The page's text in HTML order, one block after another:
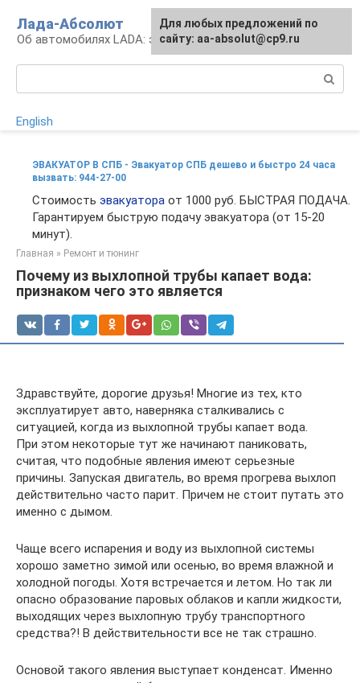
контенту
Лада-Абсолют
Об автомобилях LADA: эксплуатация и сервис
English
ЭВАКУАТОР В СПБ - Эвакуатор СПБ дешево и быстро 24 часа
вызвать: 944-27-00
Стоимость эвакуатора от 1000 руб. БЫСТРАЯ ПОДАЧА.
Гарантируем быструю подачу эвакуатора (от 15-20
минут).
Главная » Ремонт и тюнинг
Почему из выхлопной трубы капает вода:
признаком чего это является
Здравствуйте, дорогие друзья! Многие из тех, кто
эксплуатирует авто, наверняка сталкивались с
ситуацией, когда из выхлопной трубы капает вода.
При этом некоторые тут же начинают паниковать,
считая, что подобные явления имеют серьезные
причины. Запуская двигатель, во время прогрева выхлоп
действительно часто парит. Причем не стоит путать это
именно с дымом.
Чаще всего испарения и воду из выхлопной системы
хорошо заметно зимой или осенью, во время влажной и
холодной погоды. Хотя встречается и летом. Но так ли
опасно образование паровых облаков и капли жидкости,
выходящих через выхлопную трубу транспортного
средства?! В действительности все не так страшно.
Основой такого явления выступает конденсат. Именно
Для любых предложений по
сайту: aa-absolut@cp9.ru